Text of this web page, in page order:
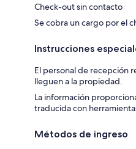
Check-out sin contacto
Se cobra un cargo por el
Instrucciones
El personal de recepción
lleguen a la propiedad.
La información
traducida con
Métodos de ingreso